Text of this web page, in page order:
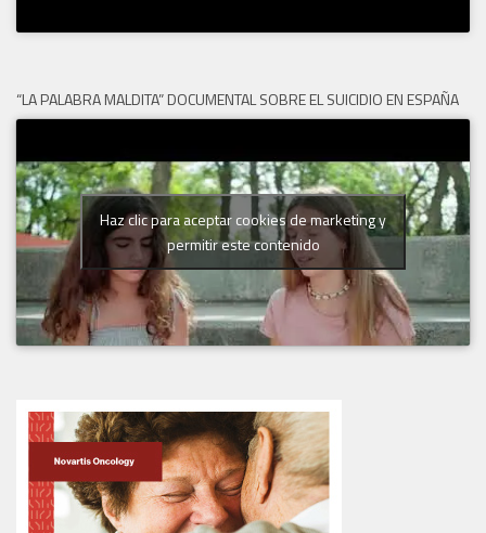
“LA PALABRA MALDITA” DOCUMENTAL SOBRE EL SUICIDIO EN ESPAÑA
Haz clic para aceptar cookies de marketing y
permitir este contenido